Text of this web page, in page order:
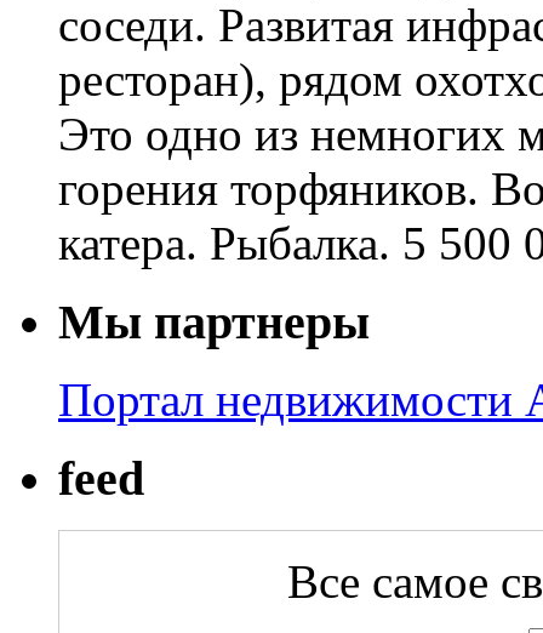
соседи. Развитая
ресторан), рядом
Это одно из немногих
горения торфяников.
катера. Рыбалка. 5 500
Мы партнеры
Портал недвижимости
feed
Все самое